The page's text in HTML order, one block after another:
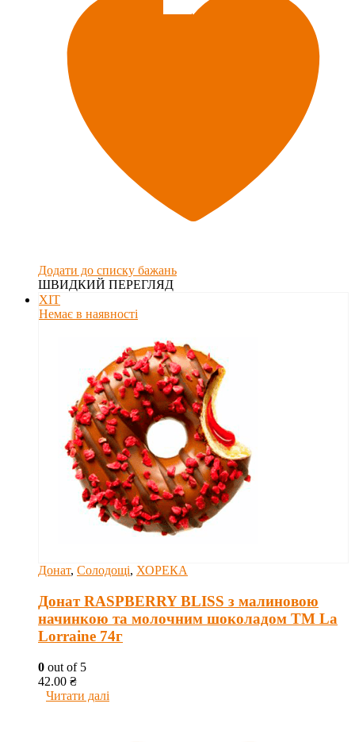
Додати до списку бажань
ШВИДКИЙ ПЕРЕГЛЯД
ХІТ
Немає в наявності
Донат, Солодощі, ХОРЕКА
Донат RASPBERRY BLISS з малиновою
начинкою та молочним шоколадом ТМ La
Lorraine 74г
0 out of 5
42.00 ₴
Читати далі